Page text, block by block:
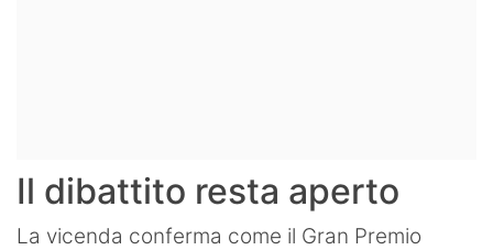
Il dibattito resta aperto
La vicenda conferma come il Gran Premio